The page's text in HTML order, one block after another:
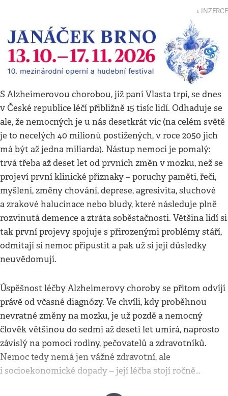
↓ INZERCE
S Alzheimerovou chorobou, jíž paní Vlasta trpí, se dnes
v České republice léčí přibližně 15 tisíc lidí. Odhaduje se
ale, že nemocných je u nás desetkrát víc (na celém světě
je to necelých 40 milionů postižených, v roce 2050 jich
má být až jedna miliarda). Nástup nemoci je pomalý:
trvá třeba až deset let od prvních změn v mozku, než se
projeví první klinické příznaky – poruchy paměti, řeči,
myšlení, změny chování, deprese, agresivita, sluchové
a zrakové halucinace nebo bludy, které následuje plně
rozvinutá demence a ztráta soběstačnosti. Většina lidí si
tak první projevy spojuje s přirozenými problémy stáří,
odmítají si nemoc připustit a pak už si její důsledky
neuvědomují.
Úspěšnost léčby Alzheimerovy choroby se přitom odvíjí
právě od včasné diagnózy. Ve chvíli, kdy proběhnou
nevratné změny na mozku, je už pozdě a nemocný
člověk většinou do sedmi až deseti let umírá, naprosto
závislý na pomoci rodiny, pečovatelů a zdravotníků.
Nemoc tedy nemá jen vážné zdravotní, ale
i socioekonomické dopady – její léčba stojí ročně…